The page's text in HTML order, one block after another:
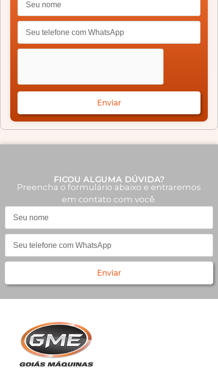
Enviar
FICOU ALGUMA DÚVIDA?
Preencha o formulário abaixo e entraremos
em contato com você.
Enviar